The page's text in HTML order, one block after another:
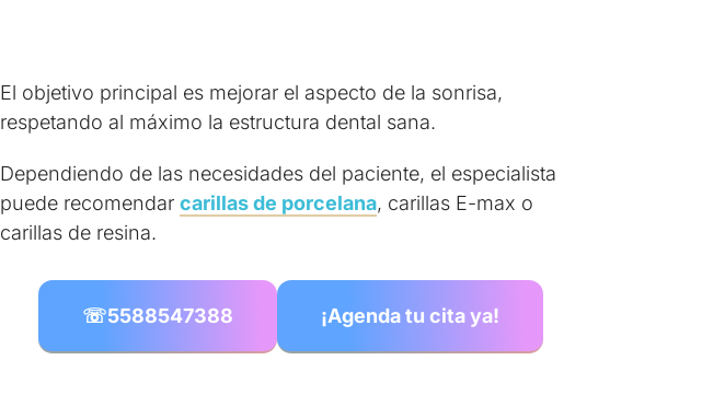
El objetivo principal es mejorar el aspecto de la sonrisa,
respetando al máximo la estructura dental sana.
Dependiendo de las necesidades del paciente, el especialista
puede recomendar carillas de porcelana, carillas E-max o
carillas de resina.
☏5588547388 ¡Agenda tu cita ya!